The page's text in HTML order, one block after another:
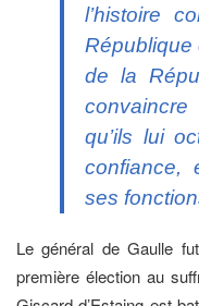
l’histoire
République
de la
qu’ils lui
confiance,
ses
Le général de Gaulle
première élection au